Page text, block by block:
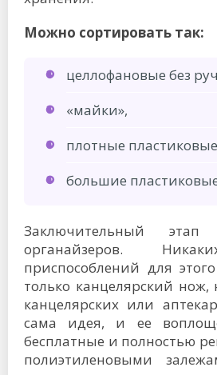
Можно сортировать так:
целлофановые без
«майки»,
плотные
большие
Заключительный этап
органайзеров.
приспособлений для
только канцелярский
канцелярских или
сама идея, и ее
бесплатные и полностью
полиэтиленовыми